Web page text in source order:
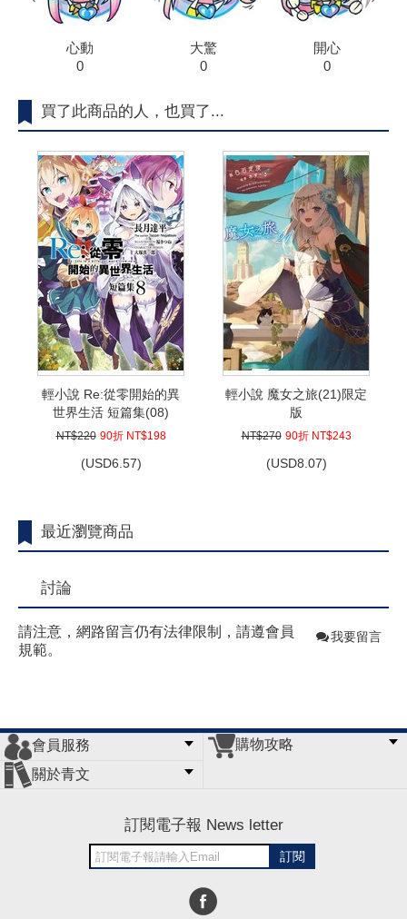
心動
0
大驚
0
開心
0
買了此商品的人，也買了...
輕小說 Re:從零開始的異
世界生活 短篇集(08)
NT$220 90折 NT$198
(USD6.57)
輕小說 魔女之旅(21)限定
版
NT$270 90折 NT$243
(USD8.07)
最近瀏覽商品
討論
請注意，網路留言仍有法律限制，請遵會員
規範。
我要留言
會員服務
會員辦法
客服信箱
隱私條款
網站導覽
購物攻略
關於青文
訂閱電子報 News letter
訂閱